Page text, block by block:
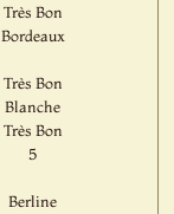
Très Bon
Bordeaux
Très Bon
Blanche
Très Bon
5
Berline